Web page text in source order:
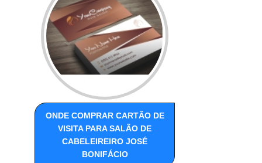
ONDE COMPRAR CARTÃO DE
VISITA PARA SALÃO DE
CABELEIREIRO JOSÉ
BONIFÁCIO